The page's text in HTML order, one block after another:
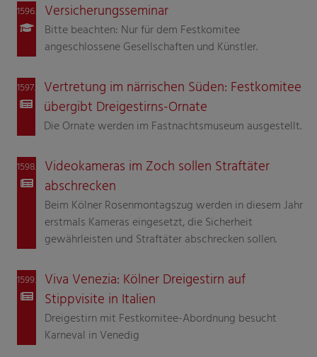
1596. Versicherungsseminar
Bitte beachten: Nur für dem Festkomitee
angeschlossene Gesellschaften und Künstler.
1597. Vertretung im närrischen Süden: Festkomitee
übergibt Dreigestirns-Ornate
Die Ornate werden im Fastnachtsmuseum ausgestellt.
1598. Videokameras im Zoch sollen Straftäter
abschrecken
Beim Kölner Rosenmontagszug werden in diesem Jahr
erstmals Kameras eingesetzt, die Sicherheit
gewährleisten und Straftäter abschrecken sollen.
1599. Viva Venezia: Kölner Dreigestirn auf
Stippvisite in Italien
Dreigestirn mit Festkomitee-Abordnung besucht
Karneval in Venedig